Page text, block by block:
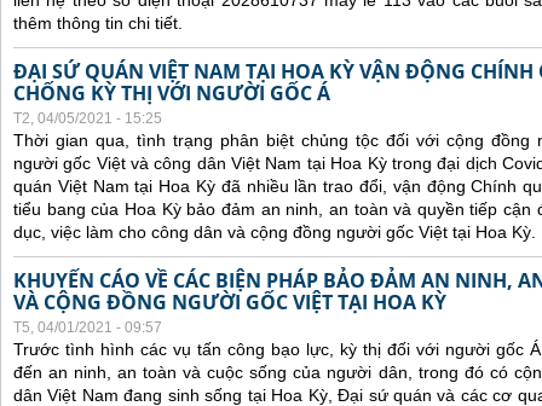
thêm thông tin chi tiết.
ĐẠI SỨ QUÁN VIỆT NAM TẠI HOA KỲ VẬN ĐỘNG CHÍNH
CHỐNG KỲ THỊ VỚI NGƯỜI GỐC Á
T2, 04/05/2021 - 15:25
Thời gian qua, tình trạng phân biệt chủng tộc đối với cộng đồng
người gốc Việt và công dân Việt Nam tại Hoa Kỳ trong đại dịch
quán Việt Nam tại Hoa Kỳ đã nhiều lần trao đổi, vận động Chính
tiểu bang của Hoa Kỳ bảo đảm an ninh, an toàn và quyền tiếp cận
dục, việc làm cho công dân và cộng đồng người gốc Việt tại Hoa Kỳ.
KHUYẾN CÁO VỀ CÁC BIỆN PHÁP BẢO ĐẢM AN NINH,
VÀ CỘNG ĐỒNG NGƯỜI GỐC VIỆT TẠI HOA KỲ
T5, 04/01/2021 - 09:57
Trước tình hình các vụ tấn công bạo lực, kỳ thị đối với người gốc
đến an ninh, an toàn và cuộc sống của người dân, trong đó có
dân Việt Nam đang sinh sống tại Hoa Kỳ,Đại sứ quán và các cơ